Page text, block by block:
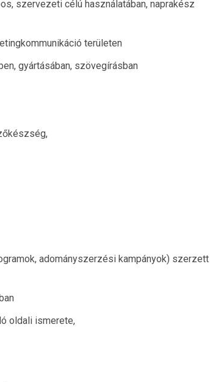
szervezeti célú használatában, naprakész
területen
gyártásában, szövegírásban
adományszerzési kampányok) szerzett
oldali ismerete,